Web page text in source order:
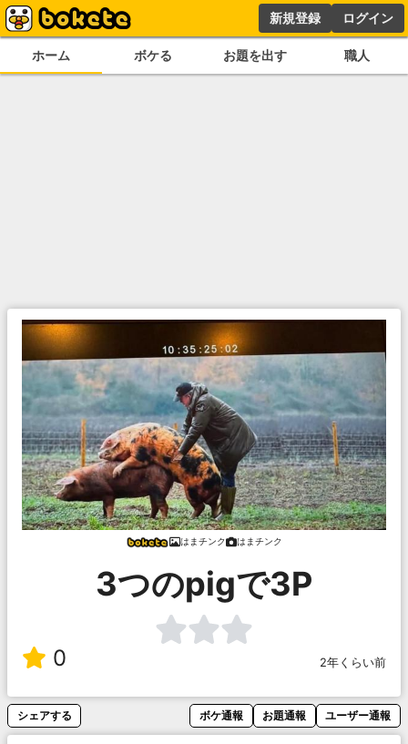
新規登録 ログイン
ホーム ボケる お題を出す 職人
はまチンク はまチンク
3つのpigで3P
0 2年くらい前
シェアする ボケ通報 お題通報 ユーザー通報